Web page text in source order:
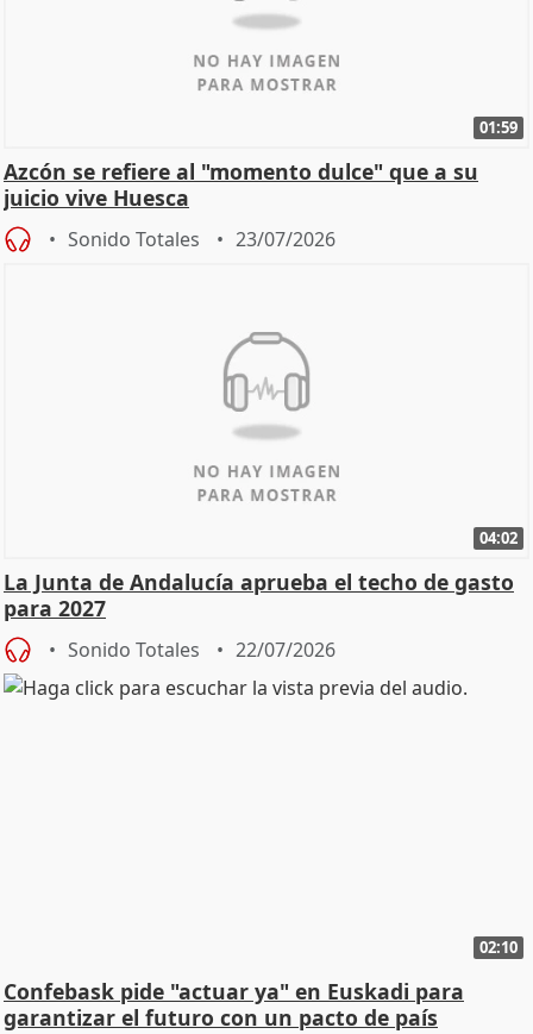
01:59
Azcón se refiere al "momento dulce" que a su
juicio vive Huesca
Sonido Totales 23/07/2026
04:02
La Junta de Andalucía aprueba el techo de gasto
para 2027
Sonido Totales 22/07/2026
02:10
Confebask pide "actuar ya" en Euskadi para
garantizar el futuro con un pacto de país